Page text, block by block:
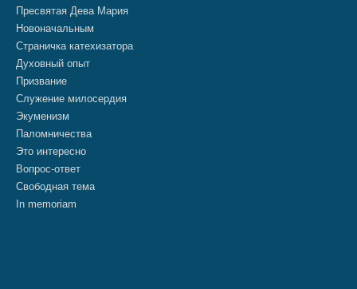
Пресвятая Дева Мария
Новоначальным
Страничка катехизатора
Духовный опыт
Призвание
Служение милосердия
Экуменизм
Паломничества
Это интересно
Вопрос-ответ
Свободная тема
In memoriam